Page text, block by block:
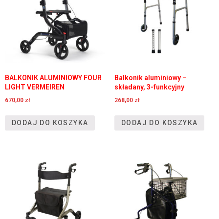
BALKONIK ALUMINIOWY FOUR
LIGHT VERMEIREN
670,00 zł
DODAJ DO KOSZYKA
Balkonik aluminiowy –
składany, 3-funkcyjny
268,00 zł
DODAJ DO KOSZYKA